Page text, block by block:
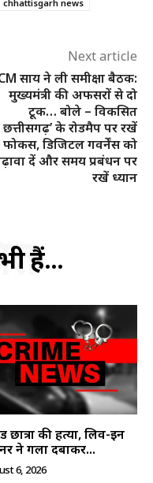
chhattisgarh news
Next article
साय ने ली समीक्षा बैठक:
मुख्यमंत्री की अफसरों से दो
टूक… बोले – विकसित
छत्तीसगढ़’ के रोडमैप पर रखें
फोकस, डिजिटल गवर्नेंस को
दें और समय प्रबंधन पर
रखें ध्यान
हैं...
छात्रा की हत्या, लिव-इन
ने गला दबाकर...
6, 2026